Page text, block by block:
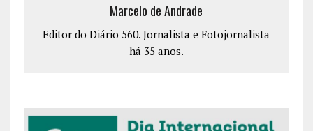
Marcelo de Andrade
Editor do Diário 560. Jornalista e Fotojornalista
há 35 anos.